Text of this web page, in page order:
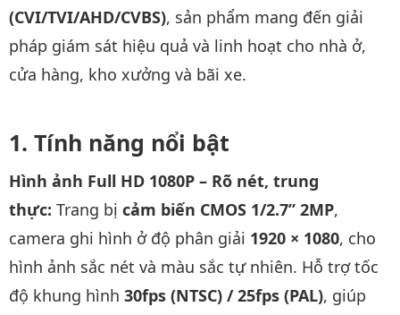
(CVI/TVI/AHD/CVBS), sản phẩm mang đến giải
pháp giám sát hiệu quả và linh hoạt cho nhà ở,
cửa hàng, kho xưởng và bãi xe.
Tính năng nổi bật
Hình ảnh Full HD 1080P – Rõ nét, trung
thực: Trang bị cảm biến CMOS 1/2.7” 2MP,
camera ghi hình ở độ phân giải 1920 × 1080, cho
hình ảnh sắc nét và màu sắc tự nhiên. Hỗ trợ tốc
độ khung hình 30fps (NTSC) / 25fps (PAL), giúp